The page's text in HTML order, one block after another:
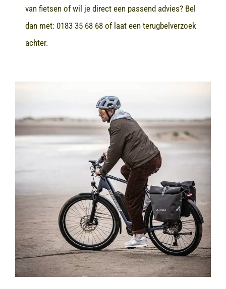
van fietsen of wil je direct een passend advies? Bel
dan met: 0183 35 68 68of laat een terugbelverzoek
achter.